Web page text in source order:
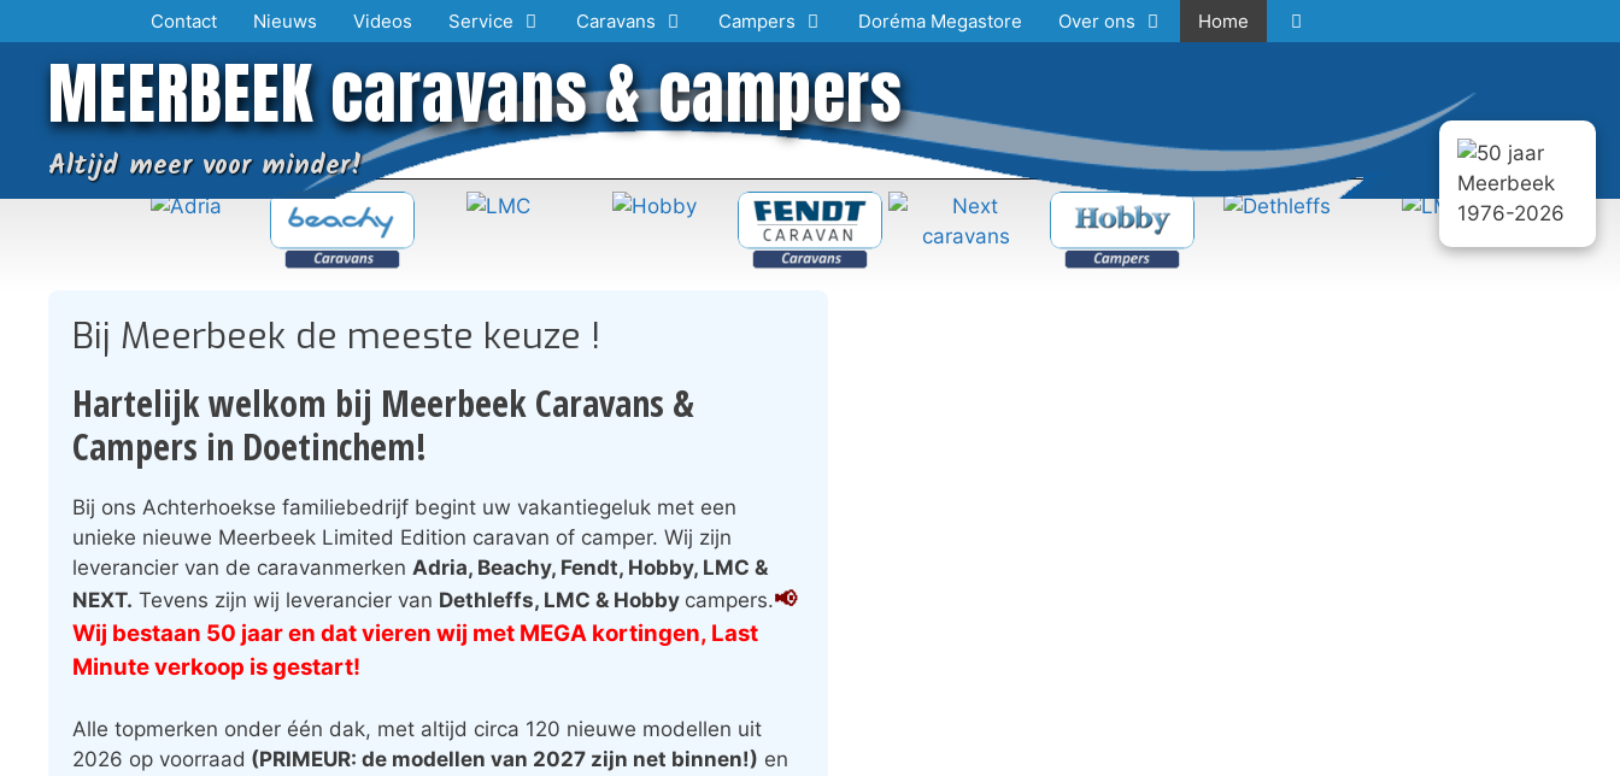
naar
inhoud
Contact Nieuws Videos Service Caravans Campers Doréma Megastore Over ons Home
MEERBEEK caravans & campers
Altijd meer voor minder!
Bij Meerbeek de meeste keuze !
Hartelijk welkom bij Meerbeek Caravans &
Campers in Doetinchem!
Bij ons Achterhoekse familiebedrijf begint uw vakantiegeluk met een
unieke nieuwe Meerbeek Limited Edition caravan of camper. Wij zijn
leverancier van de caravanmerken Adria, Beachy, Fendt, Hobby, LMC &
NEXT. Tevens zijn wij leverancier van Dethleffs, LMC & Hobby campers.📢
Wij bestaan 50 jaar en dat vieren wij met MEGA kortingen, Last
Minute verkoop is gestart!
Alle topmerken onder één dak, met altijd circa 120 nieuwe modellen uit
2026 op voorraad (PRIMEUR: de modellen van 2027 zijn net binnen!) en